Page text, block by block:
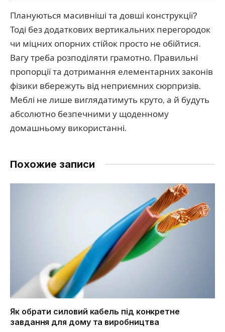
Плануються масивніші та довші конструкції?
Тоді без додаткових вертикальних перегородок
чи міцних опорних стійок просто не обійтися.
Вагу треба розподіляти грамотно. Правильні
пропорції та дотримання елементарних законів
фізики вбережуть від неприємних сюрпризів.
Меблі не лише виглядатимуть круто, а й будуть
абсолютно безпечними у щоденному
домашньому використанні.
Похожие записи
Як обрати силовий кабель під конкретне
завдання для дому та виробництва